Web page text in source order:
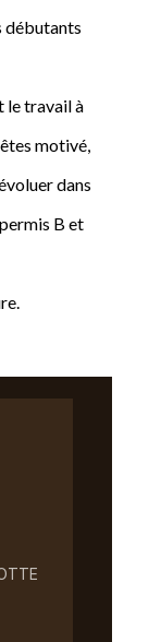
débutants
le travail à
motivé,
dans
B et